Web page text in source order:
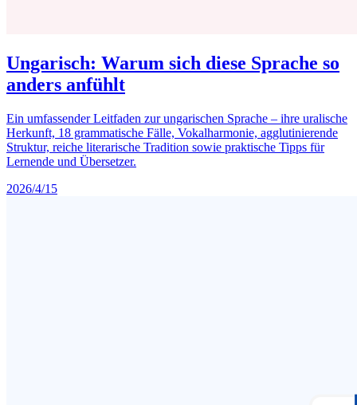
Ungarisch: Warum sich diese Sprache so
anders anfühlt
Ein umfassender Leitfaden zur ungarischen Sprache – ihre uralische
Herkunft, 18 grammatische Fälle, Vokalharmonie, agglutinierende
Struktur, reiche literarische Tradition sowie praktische Tipps für
Lernende und Übersetzer.
2026/4/15